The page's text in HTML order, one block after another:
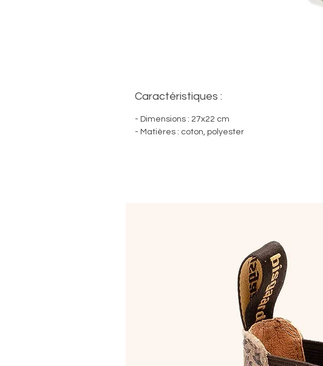
Caractéristiques :
- Dimensions : 27x22 cm
- Matières : coton, polyester